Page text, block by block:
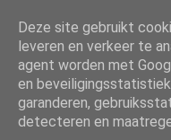
Deze site gebruikt
leveren en verkeer te
agent worden met
en
garanderen,
detecteren en